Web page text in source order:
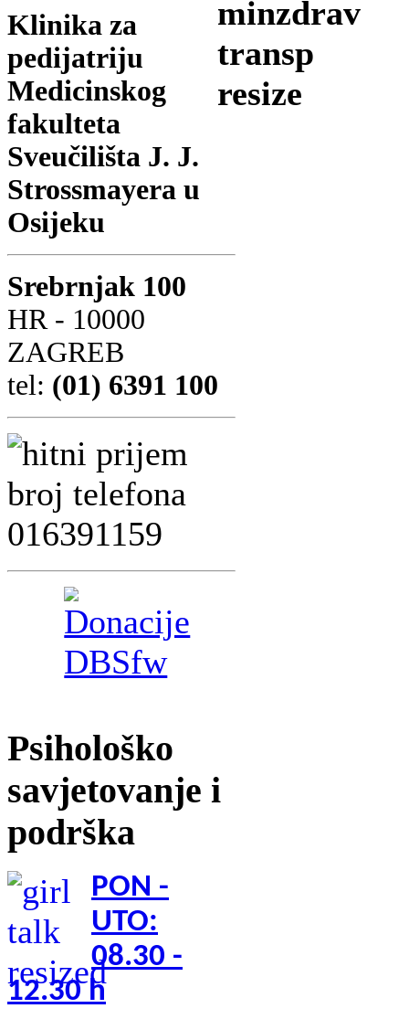
Klinika za
pedijatriju
Medicinskog
fakulteta
Sveučilišta J. J.
Strossmayera u
Osijeku
Srebrnjak 100
HR - 10000
ZAGREB
tel: (01) 6391 100
Psihološko
savjetovanje i
podrška
PON -
UTO:
08.30 -
12.30 h